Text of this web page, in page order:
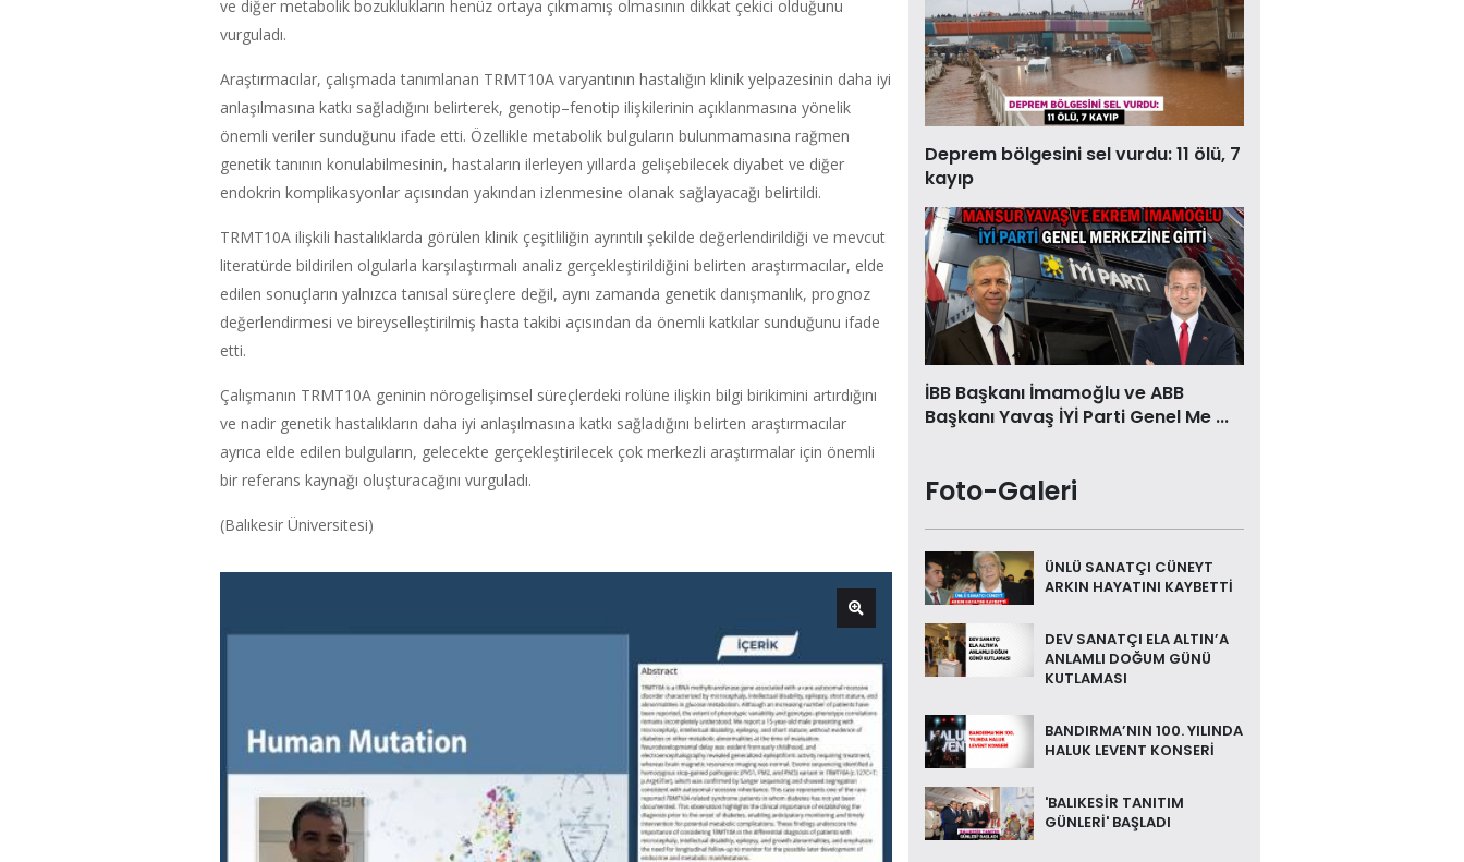
ve diğer metabolik bozuklukların henüz ortaya çıkmamış olmasının dikkat çekici olduğunu
vurguladı.
Araştırmacılar, çalışmada tanımlanan TRMT10A varyantının hastalığın klinik yelpazesinin daha iyi
anlaşılmasına katkı sağladığını belirterek, genotip–fenotip ilişkilerinin açıklanmasına yönelik
önemli veriler sunduğunu ifade etti. Özellikle metabolik bulguların bulunmamasına rağmen
genetik tanının konulabilmesinin, hastaların ilerleyen yıllarda gelişebilecek diyabet ve diğer
endokrin komplikasyonlar açısından yakından izlenmesine olanak sağlayacağı belirtildi.
TRMT10A ilişkili hastalıklarda görülen klinik çeşitliliğin ayrıntılı şekilde değerlendirildiği ve mevcut
literatürde bildirilen olgularla karşılaştırmalı analiz gerçekleştirildiğini belirten araştırmacılar, elde
edilen sonuçların yalnızca tanısal süreçlere değil, aynı zamanda genetik danışmanlık, prognoz
değerlendirmesi ve bireyselleştirilmiş hasta takibi açısından da önemli katkılar sunduğunu ifade
etti.
Çalışmanın TRMT10A geninin nörogelişimsel süreçlerdeki rolüne ilişkin bilgi birikimini artırdığını
ve nadir genetik hastalıkların daha iyi anlaşılmasına katkı sağladığını belirten araştırmacılar
ayrıca elde edilen bulguların, gelecekte gerçekleştirilecek çok merkezli araştırmalar için önemli
bir referans kaynağı oluşturacağını vurguladı.
(Balıkesir Üniversitesi)
Deprem bölgesini sel vurdu: 11 ölü, 7
kayıp
İBB Başkanı İmamoğlu ve ABB
Başkanı Yavaş İYİ Parti Genel Me ...
Foto-Galeri
ÜNLÜ SANATÇI CÜNEYT
ARKIN HAYATINI KAYBETTİ
DEV SANATÇI ELA ALTIN’A
ANLAMLI DOĞUM GÜNÜ
KUTLAMASI
BANDIRMA’NIN 100. YILINDA
HALUK LEVENT KONSERİ
'BALIKESİR TANITIM
GÜNLERİ' BAŞLADI